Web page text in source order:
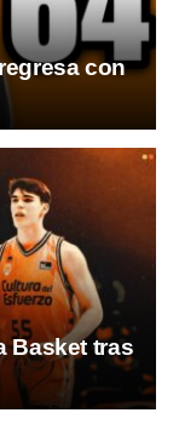
con
Basket tras